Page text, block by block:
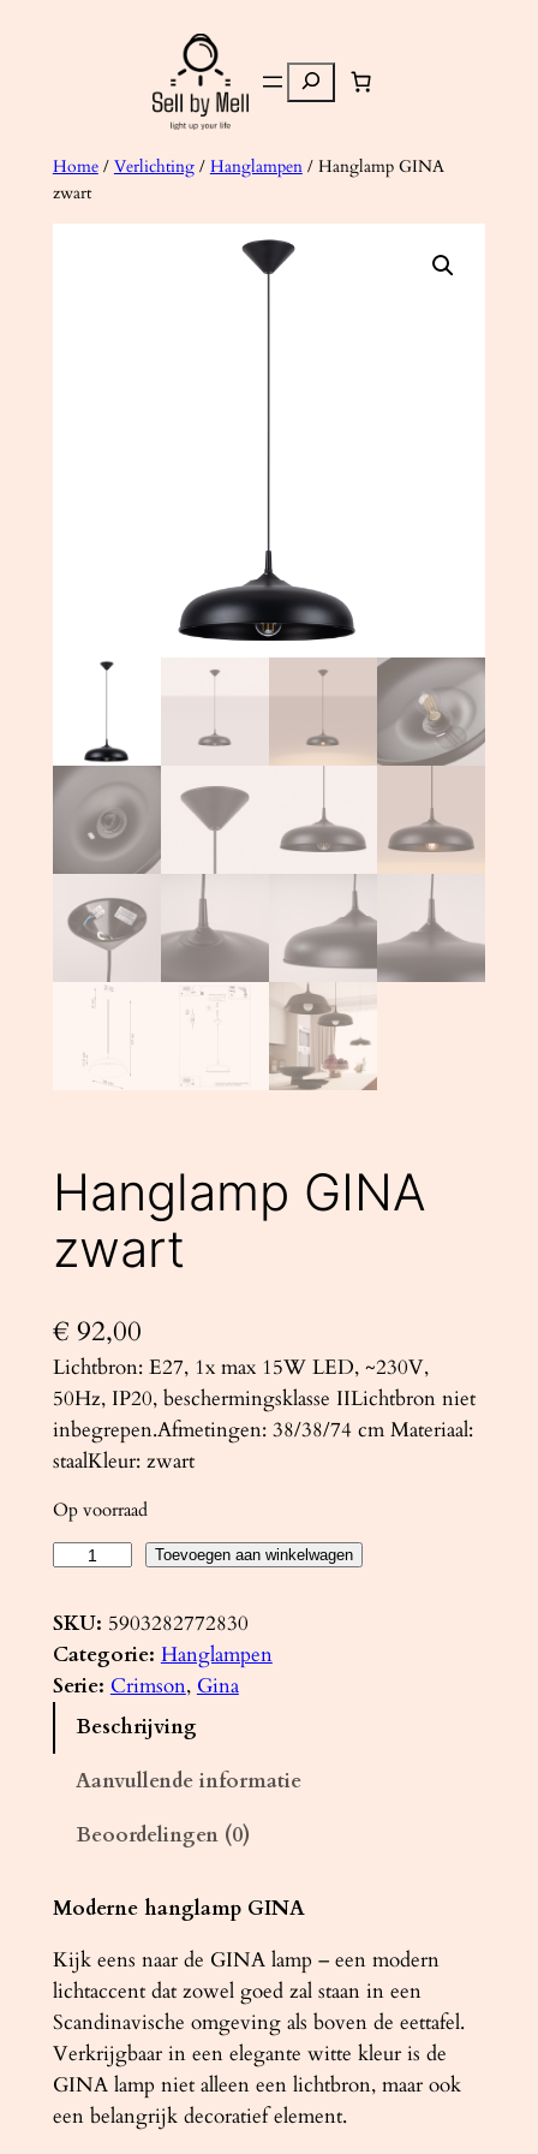
Zoeken
Home/ Verlichting/ Hanglampen/ Hanglamp GINA
zwart
Hanglamp GINA
zwart
€ 92,00
Lichtbron: E27, 1x max 15W LED, ~230V,
50Hz, IP20, beschermingsklasse IILichtbron niet
inbegrepen.Afmetingen: 38/38/74 cm Materiaal:
staalKleur: zwart
Op voorraad
n
g
l
A
w
a
r
t
a
a
Toevoegen aan winkelwagen
SKU: 5903282772830
Categorie: Hanglampen
Serie: Crimson, Gina
Beschrijving
Aanvullende informatie
Beoordelingen (0)
Moderne hanglamp GINA
Kijk eens naar de GINA lamp – een modern
lichtaccent dat zowel goed zal staan ​​in een
Scandinavische omgeving als boven de eettafel.
Verkrijgbaar in een elegante witte kleur is de
GINA lamp niet alleen een lichtbron, maar ook
een belangrijk decoratief element.